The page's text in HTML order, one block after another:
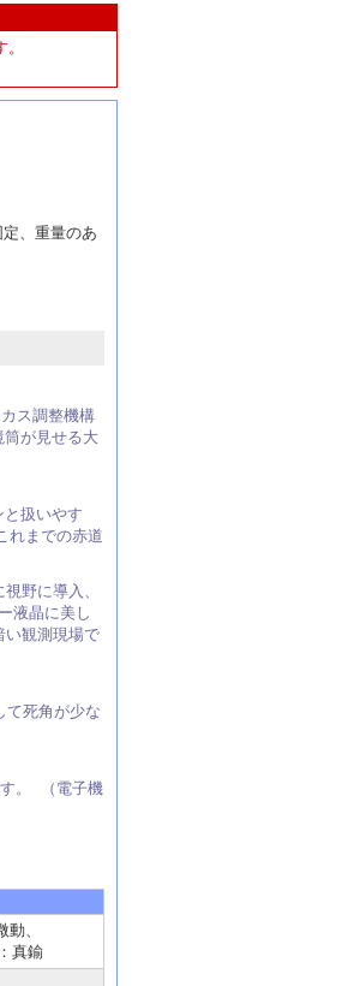
、重量のあ
ス調整機構
筒が見せる大
扱いやす
れまでの赤道
野に導入、
液晶に美し
い観測現場で
て死角が少な
。 （電子機
、
真鍮